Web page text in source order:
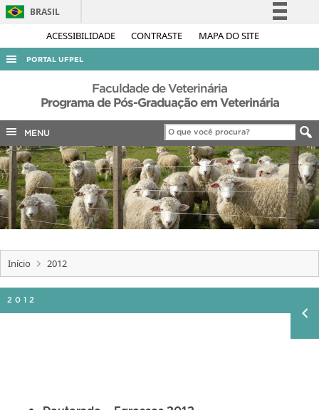
ACESSIBILIDADE CONTRASTE MAPA DO SITE
BRASIL
Simplifique!
Acesso à informação
Legislação
Canais
PORTAL UFPEL
ACESSO À INFORMAÇÃO
AUDITORIA
COBALTO
CONCURSOS
EDITAIS
INTERNACIONAL
OUVIDORIA
PORTARIAS
TELEFONES
Faculdade de Veterinária
Programa de Pós-Graduação em Veterinária
MENU
Início 2012
2012